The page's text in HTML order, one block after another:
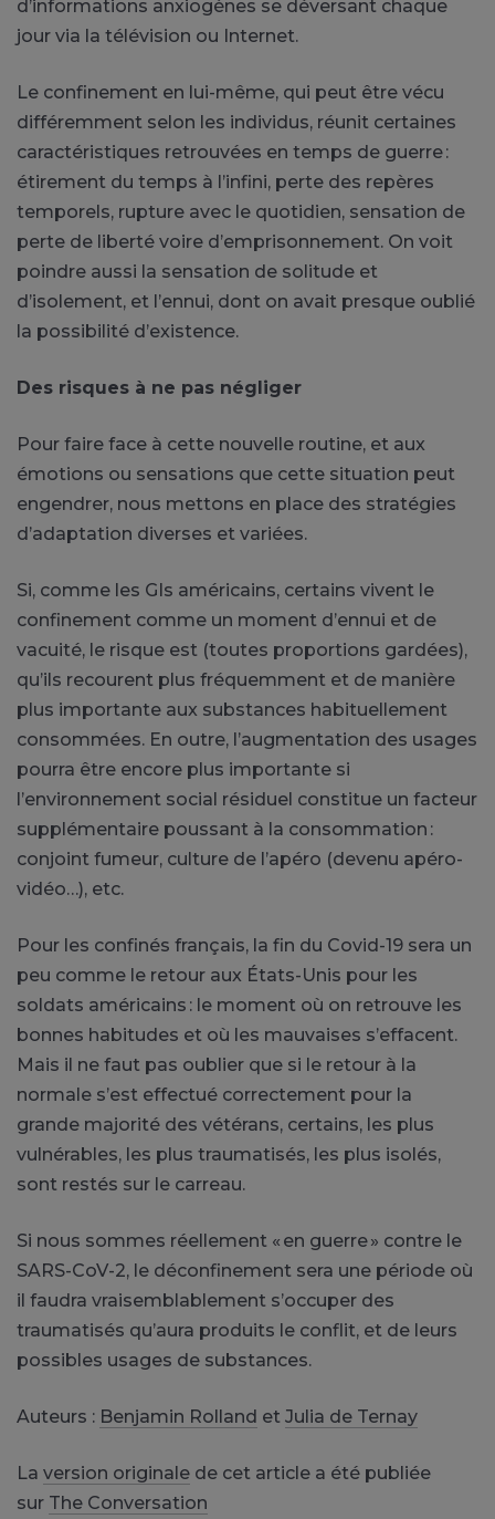
d’informations anxiogènes se déversant chaque
jour via la télévision ou Internet.
Le confinement en lui-même, qui peut être vécu
différemment selon les individus, réunit certaines
caractéristiques retrouvées en temps de guerre :
étirement du temps à l’infini, perte des repères
temporels, rupture avec le quotidien, sensation de
perte de liberté voire d’emprisonnement. On voit
poindre aussi la sensation de solitude et
d’isolement, et l’ennui, dont on avait presque oublié
la possibilité d’existence.
Des risques à ne pas négliger
Pour faire face à cette nouvelle routine, et aux
émotions ou sensations que cette situation peut
engendrer, nous mettons en place des stratégies
d’adaptation diverses et variées.
Si, comme les GIs américains, certains vivent le
confinement comme un moment d’ennui et de
vacuité, le risque est (toutes proportions gardées),
qu’ils recourent plus fréquemment et de manière
plus importante aux substances habituellement
consommées. En outre, l’augmentation des usages
pourra être encore plus importante si
l’environnement social résiduel constitue un facteur
supplémentaire poussant à la consommation :
conjoint fumeur, culture de l’apéro (devenu apéro-
vidéo…), etc.
Pour les confinés français, la fin du Covid-19 sera un
peu comme le retour aux États-Unis pour les
soldats américains : le moment où on retrouve les
bonnes habitudes et où les mauvaises s’effacent.
Mais il ne faut pas oublier que si le retour à la
normale s’est effectué correctement pour la
grande majorité des vétérans, certains, les plus
vulnérables, les plus traumatisés, les plus isolés,
sont restés sur le carreau.
Si nous sommes réellement « en guerre » contre le
SARS-CoV-2, le déconfinement sera une période où
il faudra vraisemblablement s’occuper des
traumatisés qu’aura produits le conflit, et de leurs
possibles usages de substances.
Auteurs : Benjamin Rolland et Julia de Ternay
La version originale de cet article a été publiée
sur The Conversation